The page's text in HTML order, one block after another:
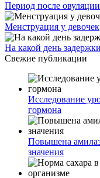
Период после
Менструация у девочек
На какой день
Свежие публикации
Исследование
гормона
Повышена
значения